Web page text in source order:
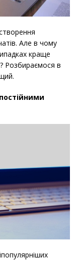
Але в чому
краще
Розбираємося в